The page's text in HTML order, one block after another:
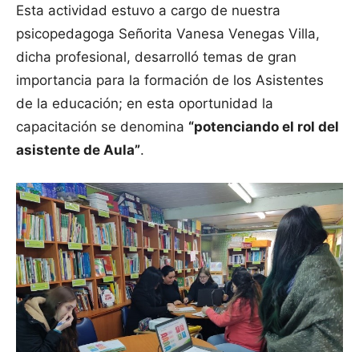
Esta actividad estuvo a cargo de nuestra
psicopedagoga Señorita Vanesa Venegas Villa,
dicha profesional, desarrolló temas de gran
importancia para la formación de los Asistentes
de la educación; en esta oportunidad la
capacitación se denomina “potenciando el rol del
asistente de Aula”.